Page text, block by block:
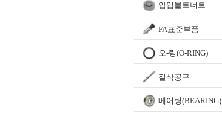
압입볼트너트
FA표준부품
오-링(O-RING)
절삭공구
베어링(BEARING)